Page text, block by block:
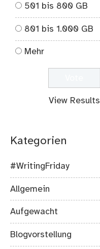
501 bis 800 GB
801 bis 1.000 GB
Mehr
View Results
Kategorien
#WritingFriday
Allgemein
Aufgewacht
Blogvorstellung